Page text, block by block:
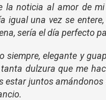
la noticia al amor de
igual una vez se
sería el día perfecto p
siempre, elegante y
dulzura que me
estar juntos